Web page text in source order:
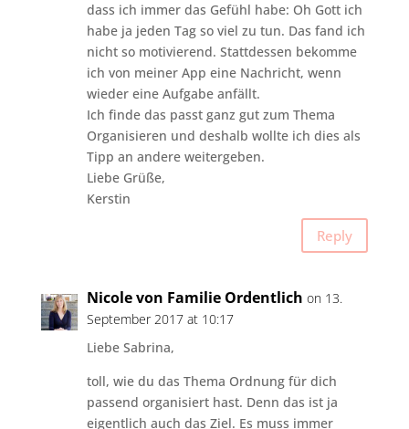
dass ich immer das Gefühl habe: Oh Gott ich
habe ja jeden Tag so viel zu tun. Das fand ich
nicht so motivierend. Stattdessen bekomme
ich von meiner App eine Nachricht, wenn
wieder eine Aufgabe anfällt.
Ich finde das passt ganz gut zum Thema
Organisieren und deshalb wollte ich dies als
Tipp an andere weitergeben.
Liebe Grüße,
Kerstin
Reply
Nicole von Familie Ordentlich on 13.
September 2017 at 10:17
Liebe Sabrina,
toll, wie du das Thema Ordnung für dich
passend organisiert hast. Denn das ist ja
eigentlich auch das Ziel. Es muss immer